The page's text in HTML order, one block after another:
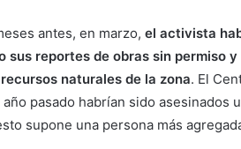
antes, en marzo, el activista
sus reportes de obras sin permiso
naturales de la zona. El
pasado habrían sido asesinados
supone una persona más